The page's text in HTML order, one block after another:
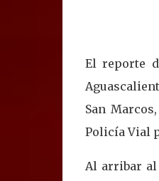
El reporte
San
Policía Vial
Al arribar al